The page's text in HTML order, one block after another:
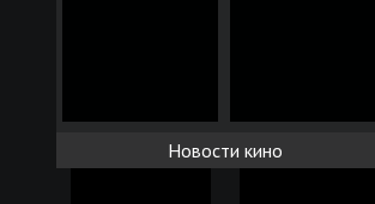
Новости кино